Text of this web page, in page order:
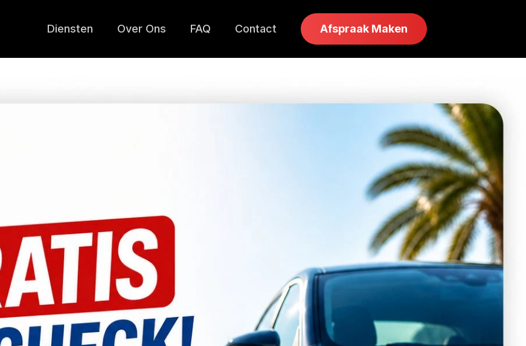
Diensten Over Ons FAQ Contact Afspraak Maken